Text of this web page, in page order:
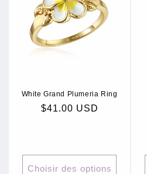
White Grand Plumeria Ring
Prix
$41.00 USD
Choisir des options